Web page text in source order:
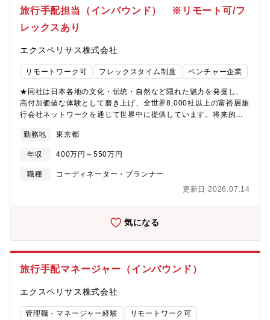
長期滞在型旅程の設計・宿泊・食・文化体験・自然・移動手段を
組み合わせた全体構成・ストーリー性のある行程提案書の作成●情
報収集・企画精度向上・日本国内全域の宿泊施設、食体験、アク
アップデート・既存プランのブラッシュアップ●社内外連携・営業
サプライヤー（ホテル、ガイド、ハイヤー、体験提供者）との連
旅行手配担当（インバウンド） ※リモート可/フ
レックスあり
エクスペリサス株式会社
リモートワーク可 フレックスタイム制度 ベンチャー企業
★同社は日本各地の文化・伝統・自然など隠れた魅力を発掘し、
高付加価値な体験として磨き上げ、全世界8,000社以上の富裕層旅
行会社ネットワークを通じて世界中に提供しています。将来的な
ームが描いたプランを現実の体験として完成させる「旅の実行設
計」を担い、ホテル・ガイド・体験提供者・交通機関など日本各
地のサプライヤーと連携しながら、旅の品質・正確性・安全性・
実現性をコントロールし、設計された旅を「体験として成立させ
ジションです。【募集背景】事業急成長に伴い、主力である海外
務】●旅程の実行設計・手配管理・宿泊施設、体験、レストラン、
交通機関等の手配業務・旅程に沿った予約可否確認および代替案
調整・地域・季節・混雑状況を踏まえた実行可否の判断●サプライ
ヤーコントロール・ホテル、ガイド、ハイヤー、体験提供者との
調整・特別リクエスト（VIP対応、食事制限等）の事前調整・関係
構築および品質向上のためのコミュニケーション●催行管理・オペ
レーション統括・旅程進行中の変更・トラブル発生時の対応・現
場チーム（ガイド・ドライバー）との連携・ツアー全体の運行状
況把握●旅の品質管理・手配内容のダブルチェック・工程間の接続
勤務地 東京都
年収 400万円～550万円
職種
コーディネーター・プランナー
更新日 2026.07.14
気になる
旅行手配マネージャー（インバウンド）
エクスペリサス株式会社
管理職・マネージャー経験
リモートワーク可